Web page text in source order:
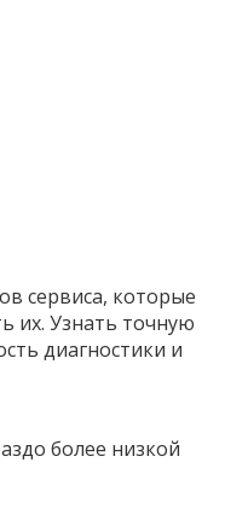
сервиса, которые
их. Узнать точную
диагностики и
более низкой